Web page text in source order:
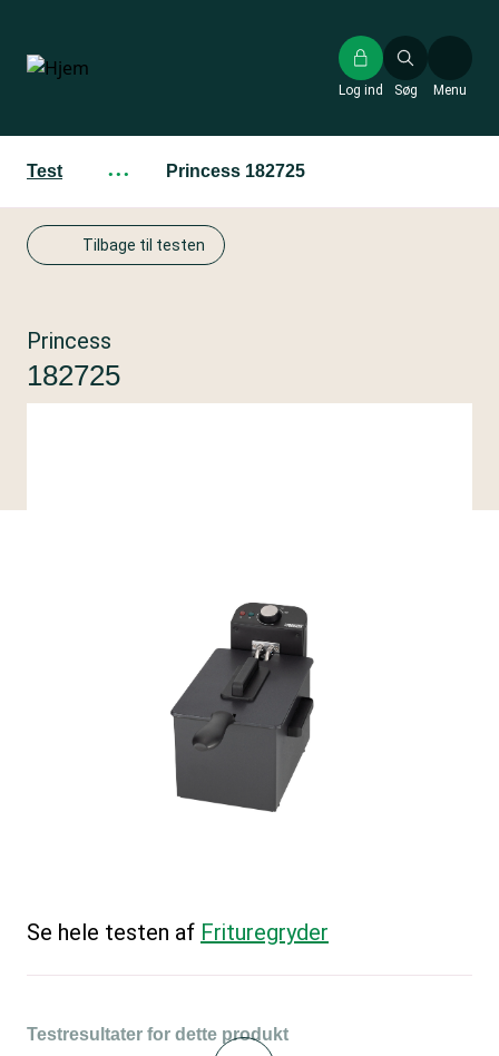
hovedindhold
Søg
Log ind Menu
Test ··· Princess 182725
Tilbage til testen
Princess
182725
Se hele testen af Frituregryder
Testresultater for dette produkt